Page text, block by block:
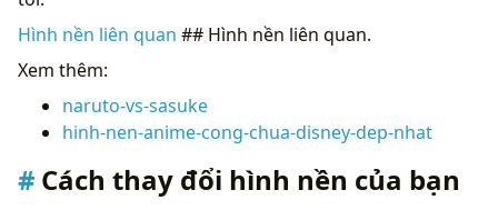
Hình nền liên quan ## Hình nền liên quan.
Xem thêm:
naruto-vs-sasuke
hinh-nen-anime-cong-chua-disney-dep-nhat
Cách thay đổi hình nền của bạn